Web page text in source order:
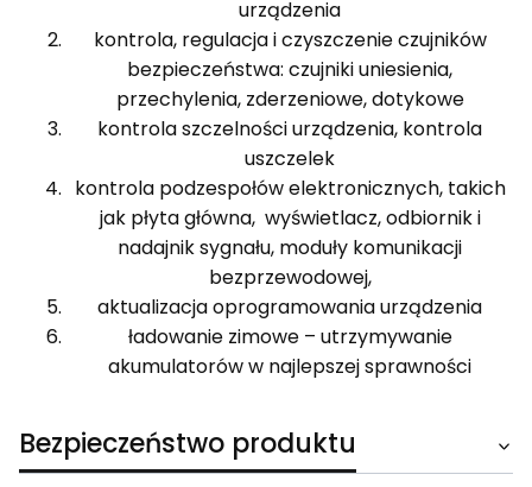
urządzenia
kontrola, regulacja i czyszczenie czujników
bezpieczeństwa: czujniki uniesienia,
przechylenia, zderzeniowe, dotykowe
kontrola szczelności urządzenia, kontrola
uszczelek
kontrola podzespołów elektronicznych, takich
jak płyta główna, wyświetlacz, odbiornik i
nadajnik sygnału, moduły komunikacji
bezprzewodowej,
aktualizacja oprogramowania urządzenia
ładowanie zimowe – utrzymywanie
akumulatorów w najlepszej sprawności
Bezpieczeństwo produktu